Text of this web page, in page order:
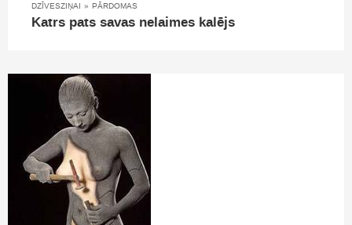
DZĪVESZIŅAI » PĀRDOMAS
Katrs pats savas nelaimes kalējs